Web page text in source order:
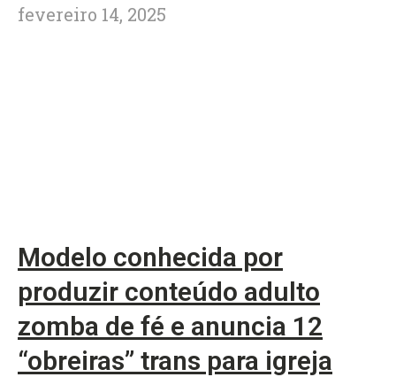
fevereiro 14, 2025
Modelo conhecida por
produzir conteúdo adulto
zomba de fé e anuncia 12
“obreiras” trans para igreja